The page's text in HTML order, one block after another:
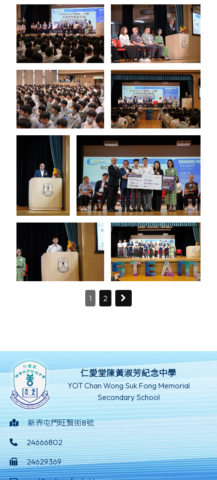
1 2
仁愛堂陳黃淑芳紀念中學
YOT Chan Wong Suk Fong Memorial
Secondary School
新界屯門旺賢街8號
24666802
24629369